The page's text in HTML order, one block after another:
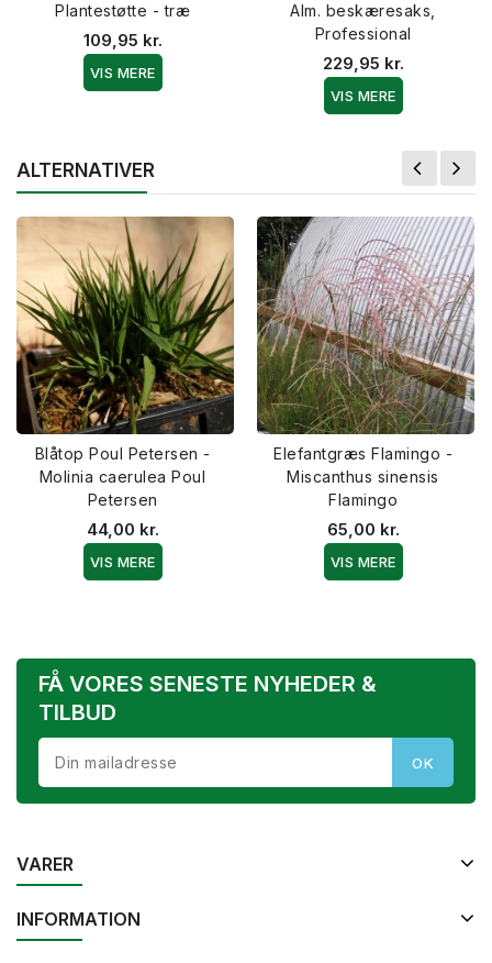
Plantestøtte - træ
109,95 kr.
VIS MERE
Alm. beskæresaks,
Professional
229,95 kr.
VIS MERE
ALTERNATIVER
Blåtop Poul Petersen -
Molinia caerulea Poul
Petersen
44,00 kr.
VIS MERE
Elefantgræs Flamingo -
Miscanthus sinensis
Flamingo
65,00 kr.
VIS MERE
FÅ VORES SENESTE NYHEDER &
TILBUD
VARER
INFORMATION